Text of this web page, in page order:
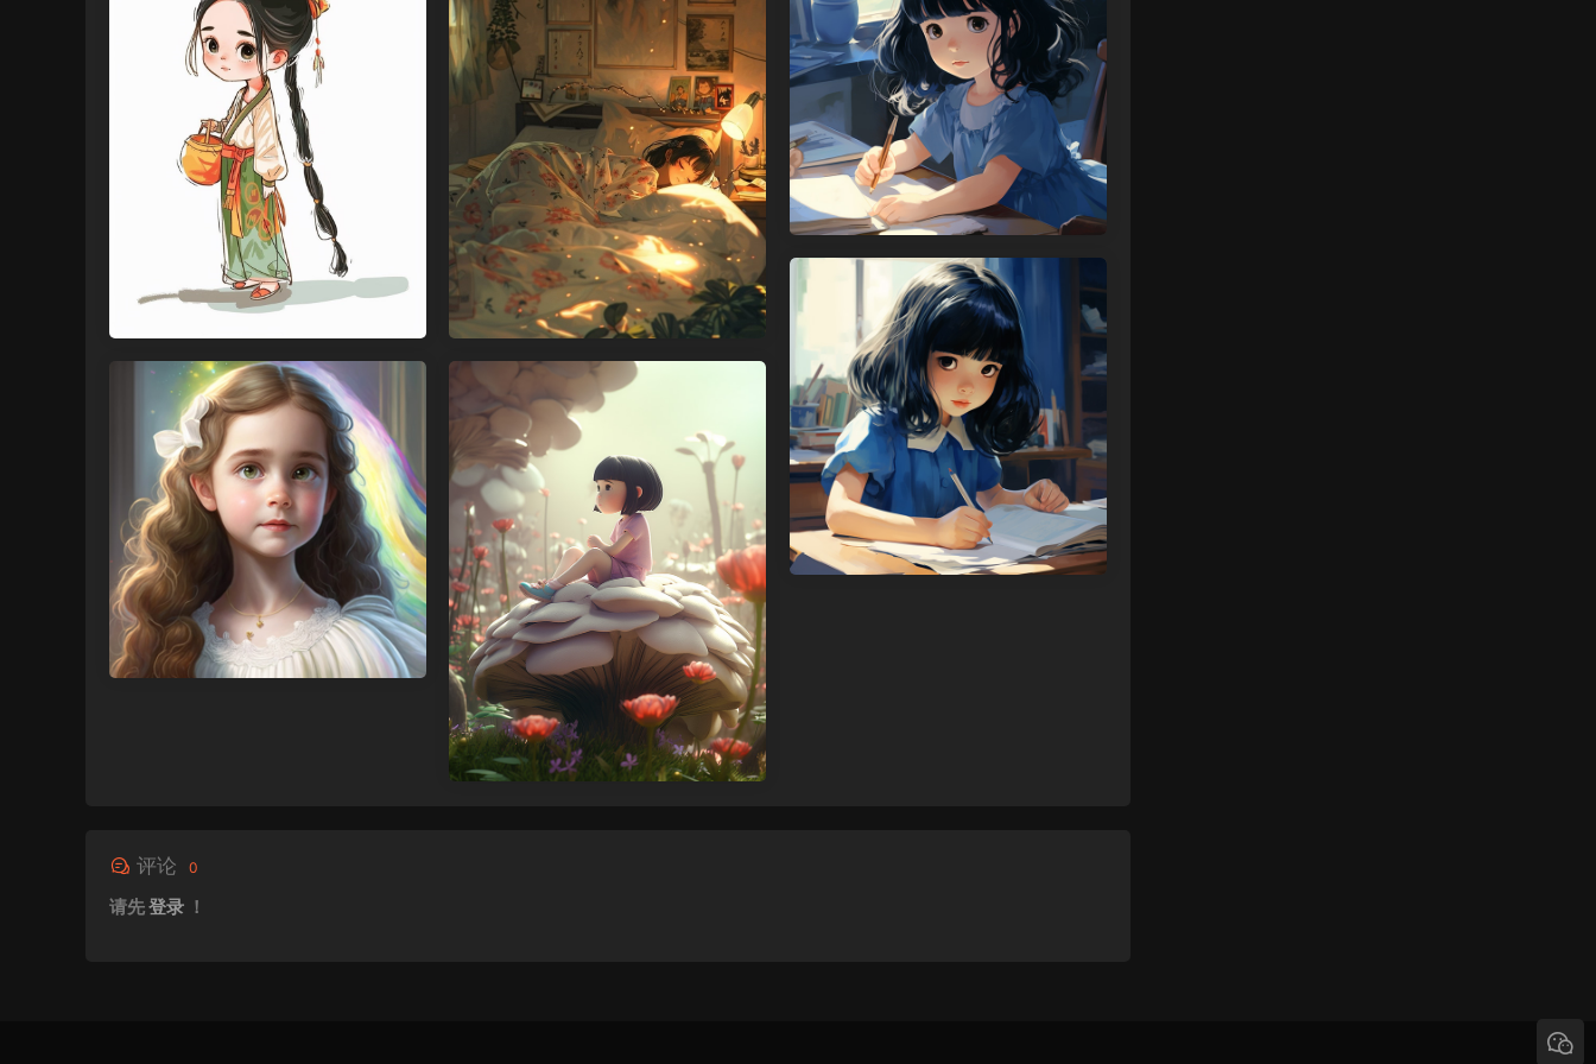
评论 0
请先登录 ！